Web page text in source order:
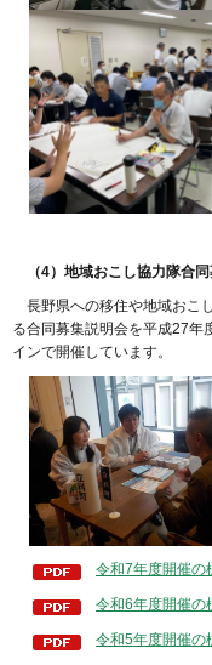
（4）地域おこし協力隊合
長野県への移住や地域おこ
る合同募集説明会を平成27年
インで開催しています。
令和7年度開催の
令和6年度開催の
令和5年度開催の